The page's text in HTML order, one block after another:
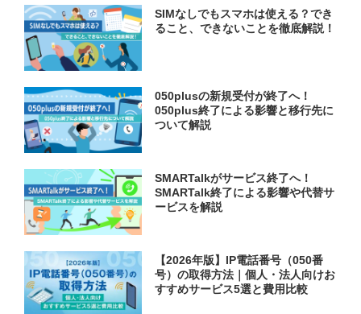
SIMなしでもスマホは使える？でき
ること、できないことを徹底解説！
050plusの新規受付が終了へ！
050plus終了による影響と移行先に
ついて解説
SMARTalkがサービス終了へ！
SMARTalk終了による影響や代替サ
ービスを解説
【2026年版】IP電話番号（050番
号）の取得方法｜個人・法人向けお
すすめサービス5選と費用比較